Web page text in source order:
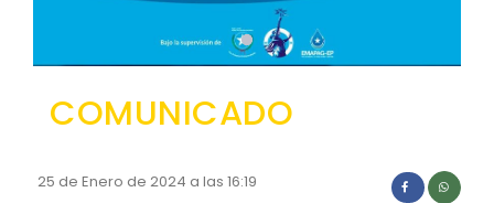
GESTIÓN ADMINISTRATIVA
Plan de desarrollo y Ordenamiento Territorial -
Plan Operativo Anual - POA
COMUNICADO
25 de Enero de 2024 a las 16:19